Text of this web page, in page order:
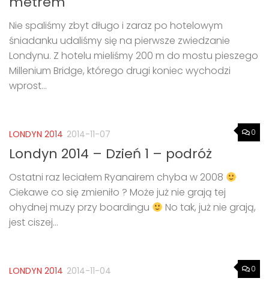
Nie spaliśmy zbyt długo i zaraz po hotelowym
śniadanku udaliśmy się na pierwsze zwiedzanie
Londynu. Z hotelu mieliśmy 200 m do mostu pieszego
Millenium Bridge, którego drugi koniec wychodzi
wprost...
0
LONDYN 2014 2014-11-07
Londyn 2014 – Dzień 1 – podróż
Ostatni raz leciałem Ryanairem chyba w 2008
Ciekawe co się zmieniło ? Może już nie grają tej
ohydnej muzy przy boardingu
No tak, już nie grają,
jest ciszej...
0
LONDYN 2014 2014-11-04